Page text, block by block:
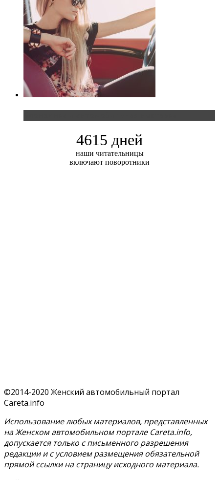
4615 дней
наши читательницы
включают поворотники
©2014-2020 Женский автомобильный портал
Careta.info
Использование любых материалов, представленных
на Женском автомобильном портале Careta.info,
допускается только с письменного разрешения
редакции и с условием размещения обязательной
прямой ссылки на страницу исходного материала.